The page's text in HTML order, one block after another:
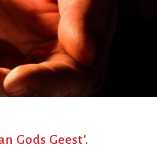
Gods Geest’.